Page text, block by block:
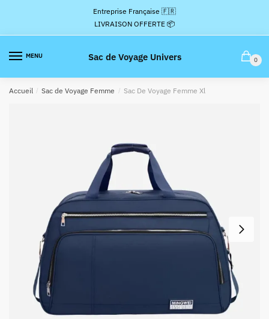
la
navigation
contenu
Entreprise Française 🇫🇷
LIVRAISON OFFERTE 📦
MENU Sac de Voyage Univers 0
Accueil / Sac de Voyage Femme / Sac De Voyage Femme Xl